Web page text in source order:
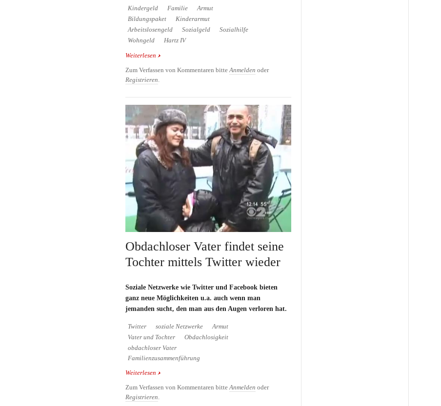
Kindergeld Familie
Armut
Bildungspaket
Kinderarmut
Arbeitslosengeld
Sozialgeld
Sozialhilfe
Wohngeld
Hartz IV
Weiterlesen über Familienverbände ermuntern Eltern, das
Zum Verfassen von Kommentaren bitte Anmelden oder
Registrieren
Obdachloser Vater findet seine
Tochter mittels Twitter wieder
Soziale Netzwerke wie Twitter und Facebook bieten
ganz neue Möglichkeiten u.a. auch wenn man
jemanden sucht, den man aus den Augen verloren hat.
Twitter soziale Netzwerke
Armut
Vater und Tochter
Obdachlosigkeit
obdachloser Vater
Familienzusammenführung
Weiterlesen über Obdachloser Vater findet seine Tochter
Zum Verfassen von Kommentaren bitte Anmelden oder
Registrieren